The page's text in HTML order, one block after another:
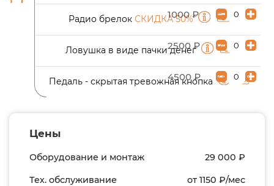
Радио брелокСКИДКА 50%
1000 ₽
Ловушка в виде пачки денег
2500 ₽
Педаль - скрытая тревожная кнопка
4500 ₽
Цены
Оборудование и монтаж 29 000 ₽
Тех. обслуживание от 1150 ₽/мес